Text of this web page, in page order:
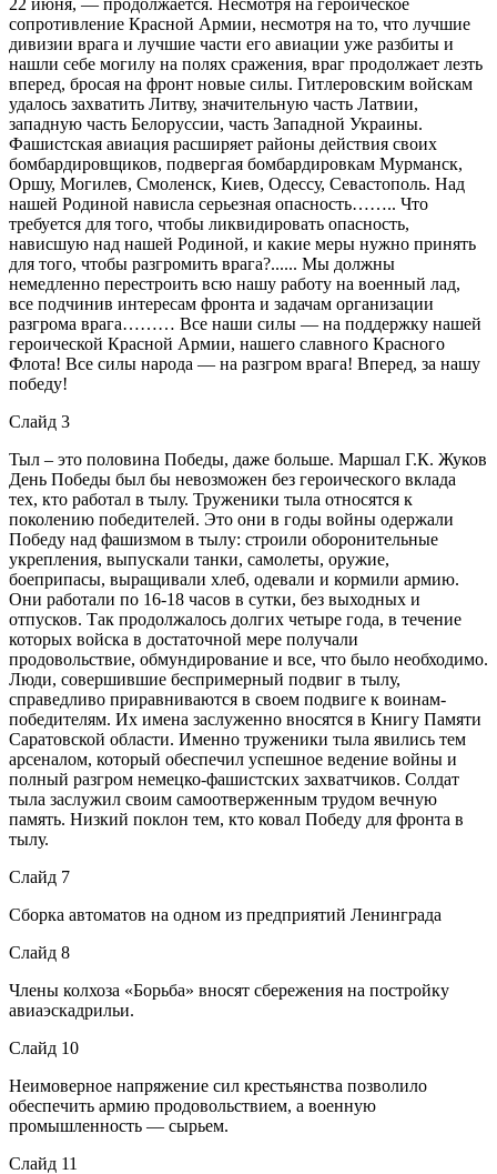
сопротивление Красной Армии, несмотря на то, что лучшие
дивизии врага и лучшие части его авиации уже разбиты и
нашли себе могилу на полях сражения, враг продолжает лезть
вперед, бросая на фронт новые силы. Гитлеровским войскам
удалось захватить Литву, значительную часть Латвии,
западную часть Белоруссии, часть Западной Украины.
Фашистская авиация расширяет районы действия своих
бомбардировщиков, подвергая бомбардировкам Мурманск,
Оршу, Могилев, Смоленск, Киев, Одессу, Севастополь. Над
нашей Родиной нависла серьезная опасность…….. Что
требуется для того, чтобы ликвидировать опасность,
нависшую над нашей Родиной, и какие меры нужно принять
для того, чтобы разгромить врага?...... Мы должны
немедленно перестроить всю нашу работу на военный лад,
все подчинив интересам фронта и задачам организации
разгрома врага……… Все наши силы — на поддержку нашей
героической Красной Армии, нашего славного Красного
Флота! Все силы народа — на разгром врага! Вперед, за нашу
победу!
Слайд 3
Тыл – это половина Победы, даже больше. Маршал Г.К. Жуков
День Победы был бы невозможен без героического вклада
тех, кто работал в тылу. Труженики тыла относятся к
поколению победителей. Это они в годы войны одержали
Победу над фашизмом в тылу: строили оборонительные
укрепления, выпускали танки, самолеты, оружие,
боеприпасы, выращивали хлеб, одевали и кормили армию.
Они работали по 16-18 часов в сутки, без выходных и
отпусков. Так продолжалось долгих четыре года, в течение
которых войска в достаточной мере получали
продовольствие, обмундирование и все, что было необходимо.
Люди, совершившие беспримерный подвиг в тылу,
справедливо приравниваются в своем подвиге к воинам-
победителям. Их имена заслуженно вносятся в Книгу Памяти
Саратовской области. Именно труженики тыла явились тем
арсеналом, который обеспечил успешное ведение войны и
полный разгром немецко-фашистских захватчиков. Солдат
тыла заслужил своим самоотверженным трудом вечную
память. Низкий поклон тем, кто ковал Победу для фронта в
тылу.
Слайд 7
Сборка автоматов на одном из предприятий Ленинграда
Слайд 8
Члены колхоза «Борьба» вносят сбережения на постройку
авиаэскадрильи.
Слайд 10
Неимоверное напряжение сил крестьянства позволило
обеспечить армию продовольствием, а военную
промышленность — сырьем.
Слайд 11